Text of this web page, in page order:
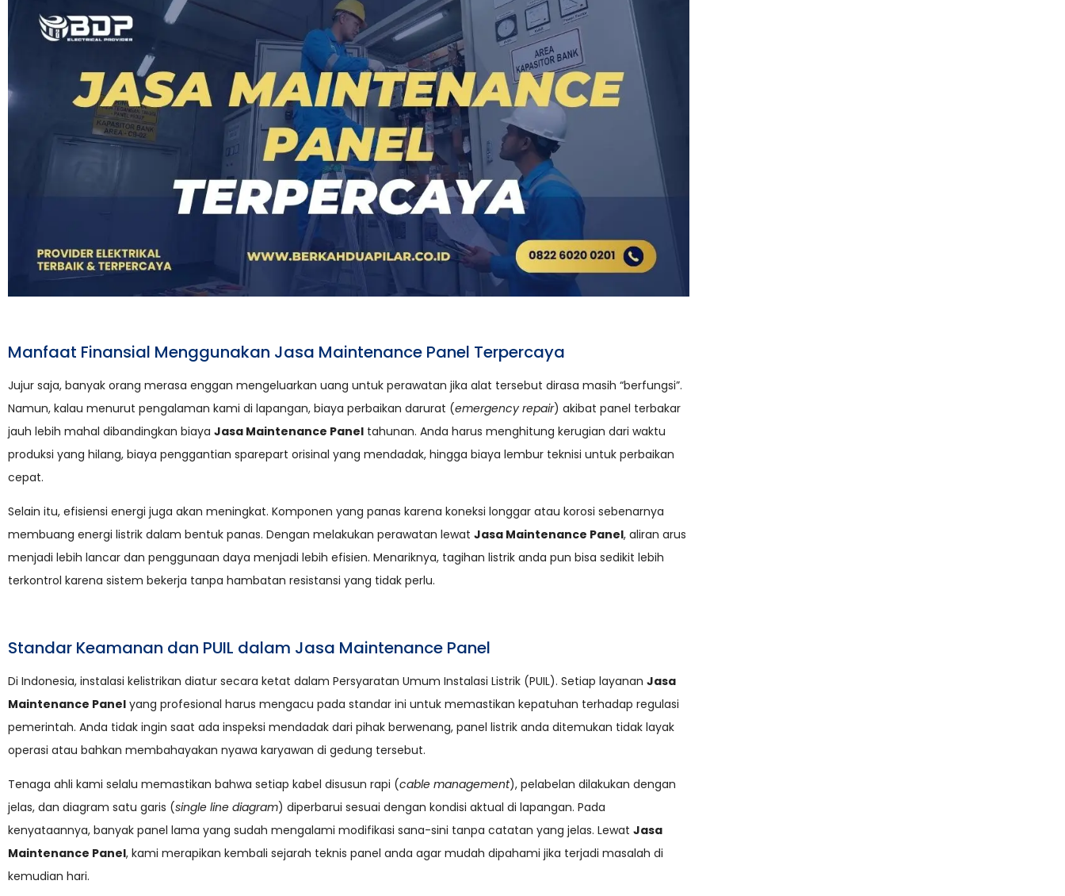
Manfaat Finansial Menggunakan Jasa Maintenance Panel Terpercaya
Jujur saja, banyak orang merasa enggan mengeluarkan uang untuk perawatan jika alat tersebut dirasa masih “berfungsi”.
Namun, kalau menurut pengalaman kami di lapangan, biaya perbaikan darurat (emergency repair) akibat panel terbakar
jauh lebih mahal dibandingkan biaya Jasa Maintenance Panel tahunan. Anda harus menghitung kerugian dari waktu
produksi yang hilang, biaya penggantian sparepart orisinal yang mendadak, hingga biaya lembur teknisi untuk perbaikan
cepat.
Selain itu, efisiensi energi juga akan meningkat. Komponen yang panas karena koneksi longgar atau korosi sebenarnya
membuang energi listrik dalam bentuk panas. Dengan melakukan perawatan lewat Jasa Maintenance Panel, aliran arus
menjadi lebih lancar dan penggunaan daya menjadi lebih efisien. Menariknya, tagihan listrik anda pun bisa sedikit lebih
terkontrol karena sistem bekerja tanpa hambatan resistansi yang tidak perlu.
Standar Keamanan dan PUIL dalam Jasa Maintenance Panel
Di Indonesia, instalasi kelistrikan diatur secara ketat dalam Persyaratan Umum Instalasi Listrik (PUIL). Setiap layanan Jasa
Maintenance Panel yang profesional harus mengacu pada standar ini untuk memastikan kepatuhan terhadap regulasi
pemerintah. Anda tidak ingin saat ada inspeksi mendadak dari pihak berwenang, panel listrik anda ditemukan tidak layak
operasi atau bahkan membahayakan nyawa karyawan di gedung tersebut.
Tenaga ahli kami selalu memastikan bahwa setiap kabel disusun rapi (cable management), pelabelan dilakukan dengan
jelas, dan diagram satu garis (single line diagram) diperbarui sesuai dengan kondisi aktual di lapangan. Pada
kenyataannya, banyak panel lama yang sudah mengalami modifikasi sana-sini tanpa catatan yang jelas. Lewat Jasa
Maintenance Panel, kami merapikan kembali sejarah teknis panel anda agar mudah dipahami jika terjadi masalah di
kemudian hari.